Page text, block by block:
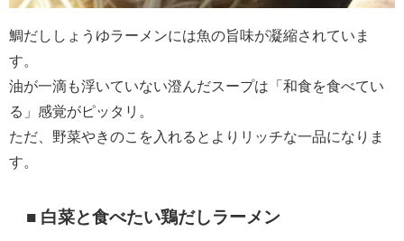
鯛だししょうゆラーメンには魚の旨味が凝縮されていま
す。
油が一滴も浮いていない澄んだスープは「和食を食べてい
る」感覚がピッタリ。
ただ、野菜やきのこを入れるとよりリッチな一品になりま
す。
■ 白菜と食べたい鶏だしラーメン